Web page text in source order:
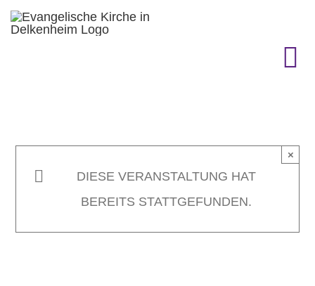
Zum
Inhalt
DIESE VERANSTALTUNG HAT
BEREITS STATTGEFUNDEN.
×